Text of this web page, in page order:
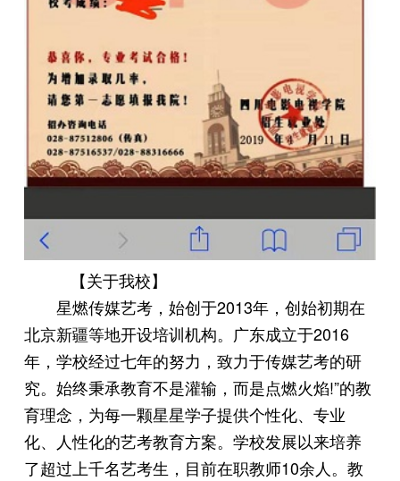
【关于我校】
星燃传媒艺考，始创于2013年，创始初期在
北京新疆等地开设培训机构。广东成立于2016
年，学校经过七年的努力，致力于传媒艺考的研
究。始终秉承教育不是灌输，而是点燃火焰!”的教
育理念，为每一颗星星学子提供个性化、专业
化、人性化的艺考教育方案。学校发展以来培养
了超过上千名艺考生，目前在职教师10余人。教